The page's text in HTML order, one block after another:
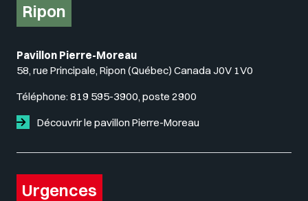
Ripon
Pavillon Pierre-Moreau
58, rue Principale, Ripon (Québec) Canada J0V 1V0
Téléphone: 819 595-3900, poste 2900
Découvrir le pavillon Pierre-Moreau
Urgences